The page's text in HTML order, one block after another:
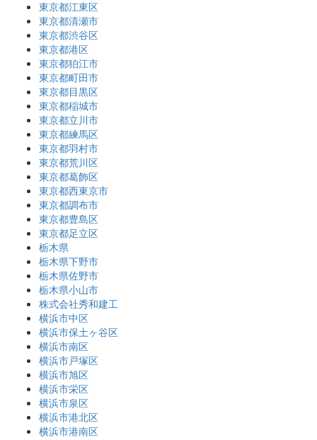
東京都江東区
東京都清瀬市
東京都渋谷区
東京都港区
東京都狛江市
東京都町田市
東京都目黒区
東京都稲城市
東京都立川市
東京都練馬区
東京都羽村市
東京都荒川区
東京都葛飾区
東京都西東京市
東京都調布市
東京都豊島区
東京都足立区
栃木県
栃木県下野市
栃木県佐野市
栃木県小山市
株式会社秀和建工
横浜市中区
横浜市保土ヶ谷区
横浜市南区
横浜市戸塚区
横浜市旭区
横浜市栄区
横浜市泉区
横浜市港北区
横浜市港南区